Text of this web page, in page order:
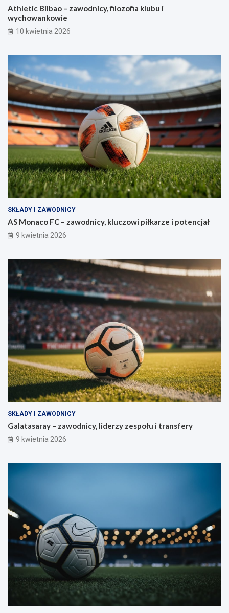
Athletic Bilbao – zawodnicy, filozofia klubu i
wychowankowie
10 kwietnia 2026
SKŁADY I ZAWODNICY
AS Monaco FC – zawodnicy, kluczowi piłkarze i potencjał
9 kwietnia 2026
SKŁADY I ZAWODNICY
Galatasaray – zawodnicy, liderzy zespołu i transfery
9 kwietnia 2026